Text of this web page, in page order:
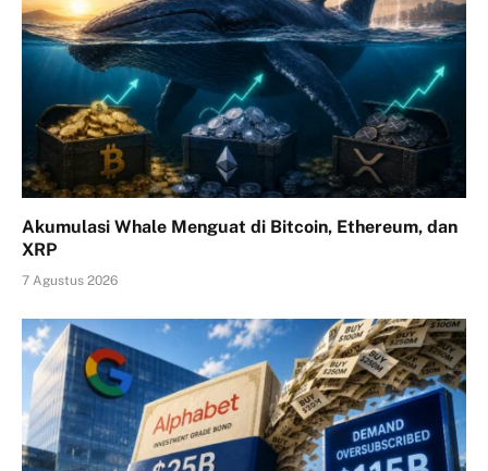
Akumulasi Whale Menguat di Bitcoin, Ethereum, dan
XRP
7 Agustus 2026